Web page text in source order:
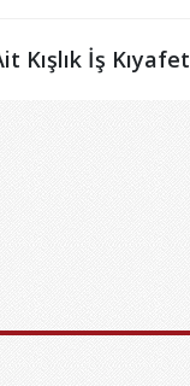
Kışlık İş Kıyafet